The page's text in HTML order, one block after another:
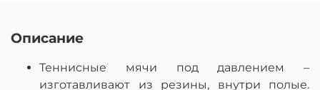
Описание
Теннисные мячи под давлением –
изготавливают из резины, внутри полые.